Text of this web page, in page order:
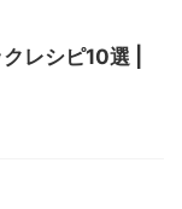
レシピ10選 |